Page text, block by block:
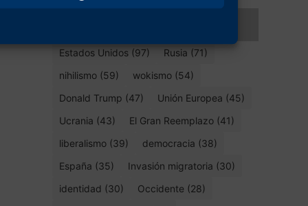
Estados Unidos (97)
Rusia (71)
nihilismo (59)
wokismo (54)
Donald Trump (47)
Unión Europea (45)
Ucrania (43)
El Gran Reemplazo (41)
liberalismo (39)
democracia (38)
España (35)
Invasión migratoria (30)
identidad (30)
Occidente (28)